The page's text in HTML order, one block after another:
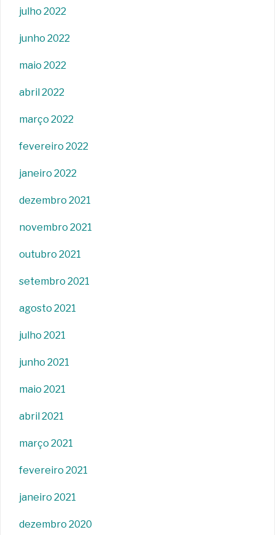
julho 2022
junho 2022
maio 2022
abril 2022
março 2022
fevereiro 2022
janeiro 2022
dezembro 2021
novembro 2021
outubro 2021
setembro 2021
agosto 2021
julho 2021
junho 2021
maio 2021
abril 2021
março 2021
fevereiro 2021
janeiro 2021
dezembro 2020